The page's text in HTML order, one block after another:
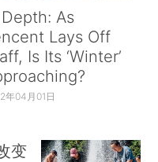
As
Lays Off
Is Its ‘Winter’
年04月01日
变